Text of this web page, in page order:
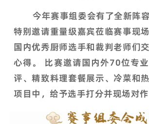
今年赛事组委会有了全新阵容
特别邀请重量级嘉宾莅临赛事现
国内优秀厨师选手和裁判老师们
心得。 比赛邀请国内外70位专
评、精致料理套餐展示、冷菜和
项目中，给予选手打分并现场对作